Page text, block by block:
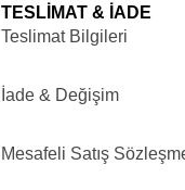
TESLİMAT & İADE
Teslimat Bilgileri
İade & Değişim
Mesafeli Satış